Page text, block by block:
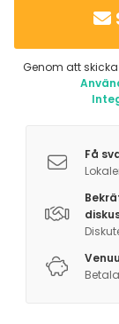
Genom att
Få